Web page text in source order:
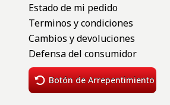
Estado de mi pedido
Terminos y condiciones
Cambios y devoluciones
Defensa del consumidor
Botón de Arrepentimiento